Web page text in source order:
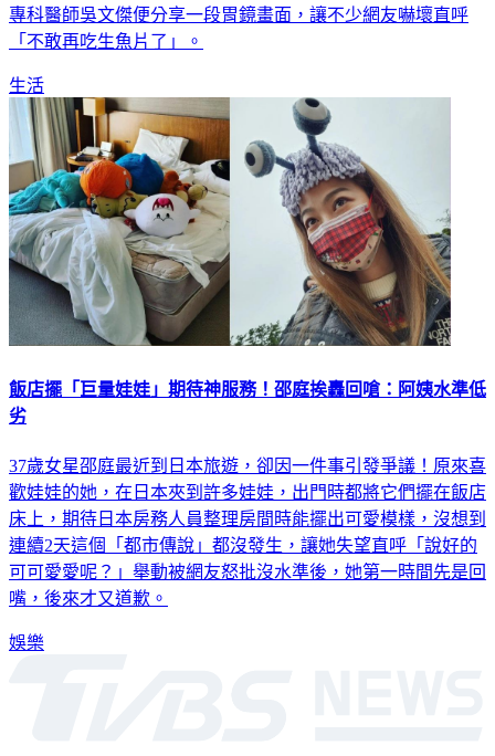
專科醫師吳文傑便分享一段胃鏡畫面，讓不少網友嚇壞直呼
「不敢再吃生魚片了」。
生活
飯店擺「巨量娃娃」期待神服務！邵庭挨轟回嗆：阿姨水準低
劣
37歲女星邵庭最近到日本旅遊，卻因一件事引發爭議！原來喜
歡娃娃的她，在日本夾到許多娃娃，出門時都將它們擺在飯店
床上，期待日本房務人員整理房間時能擺出可愛模樣，沒想到
連續2天這個「都市傳說」都沒發生，讓她失望直呼「說好的
可可愛愛呢？」舉動被網友怒批沒水準後，她第一時間先是回
嘴，後來才又道歉。
娛樂